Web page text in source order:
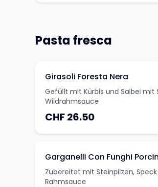
Pasta fresca
Girasoli Foresta Nera
Gefüllt mit Kürbis und Salbei mit
Wildrahmsauce
CHF 26.50
Garganelli Con Funghi
Zubereitet mit Steinpilzen,
Rahmsauce